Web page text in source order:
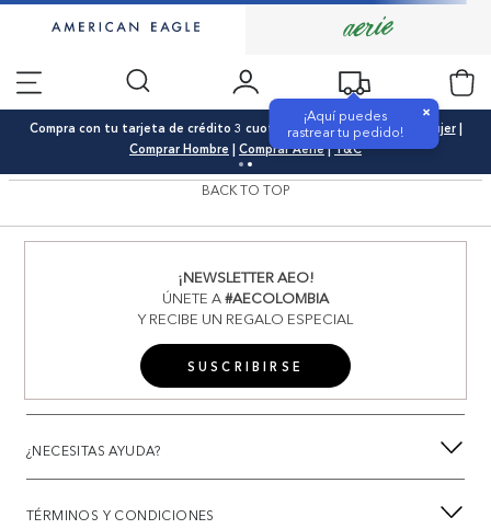
¡Aquí puedes
rastrear tu pedido!
×
Compra con tu tarjeta de crédito 3 cuotas 0% interés |Comprar Mujer|
Comprar Hombre | Comprar Aerie|T&C
BACK TO TOP
¡NEWSLETTER AEO!
ÚNETE A#AECOLOMBIA
Y RECIBE UN REGALO ESPECIAL
SUSCRIBIRSE
¿NECESITAS AYUDA?
TÉRMINOS Y CONDICIONES